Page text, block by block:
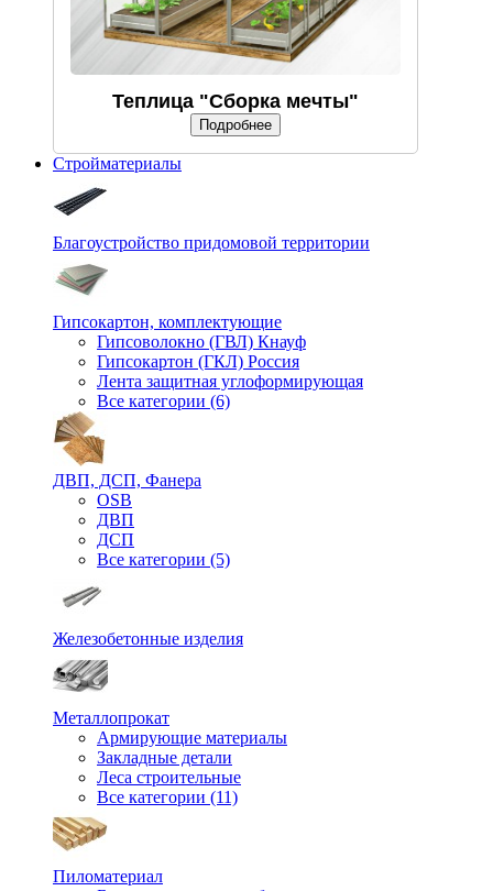
Теплица "Сборка мечты"
Подробнее
Стройматериалы
Благоустройство придомовой территории
Гипсокартон, комплектующие
Гипсоволокно (ГВЛ) Кнауф
Гипсокартон (ГКЛ) Россия
Лента защитная углоформирующая
Все категории (6)
ДВП, ДСП, Фанера
OSB
ДВП
ДСП
Все категории (5)
Железобетонные изделия
Металлопрокат
Армирующие материалы
Закладные детали
Леса строительные
Все категории (11)
Пиломатериал